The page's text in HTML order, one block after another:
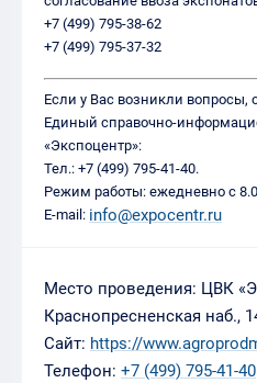
+7 (499) 795-38-62
+7 (499) 795-37-32
Если у Вас возникли вопросы,
Единый справочно-
«Экспоцентр»:
Тел.: +7 (499) 795-41-40.
Режим работы: ежедневно с
E-mail: info@expocentr.ru
Место проведения: ЦВК
Краснопресненская наб.,
Сайт: https://
Телефон: +7 (499) 795-41-40